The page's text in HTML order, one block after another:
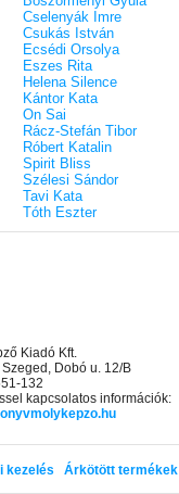
Cselenyák Imre
Csukás István
Ecsédi Orsolya
Eszes Rita
Helena Silence
Kántor Kata
On Sai
Rácz-Stefán Tibor
Róbert Katalin
Spirit Bliss
Szélesi Sándor
Tavi Kata
Tóth Eszter
Kiadó Kft.
Dobó u. 12/B
132
kapcsolatos információk:
kezelés Árkötött termékek